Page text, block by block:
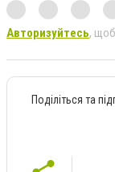
Авторизуйтесь,
Поділіться та